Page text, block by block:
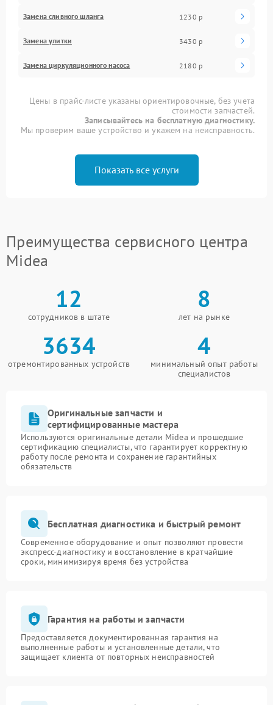
Замена сливного шланга 1230 р
Замена улитки 3430 р
Замена циркуляционного насоса 2180 р
Цены в прайс-листе указаны ориентировочные, без учета
стоимости запчастей.
Записывайтесь на бесплатную диагностику.
Мы проверим ваше устройство и укажем на неисправность.
Показать все услуги
Преимущества сервисного центра
Midea
12
сотрудников в штате
8
лет на рынке
3634
отремонтированных устройств
4
минимальный опыт работы
специалистов
Оригинальные запчасти и
сертифицированные мастера
Используются оригинальные детали Midea и прошедшие
сертификацию специалисты, что гарантирует корректную
работу после ремонта и сохранение гарантийных
обязательств
Бесплатная диагностика и быстрый ремонт
Современное оборудование и опыт позволяют провести
экспресс-диагностику и восстановление в кратчайшие
сроки, минимизируя время без устройства
Гарантия на работы и запчасти
Предоставляется документированная гарантия на
выполненные работы и установленные детали, что
защищает клиента от повторных неисправностей